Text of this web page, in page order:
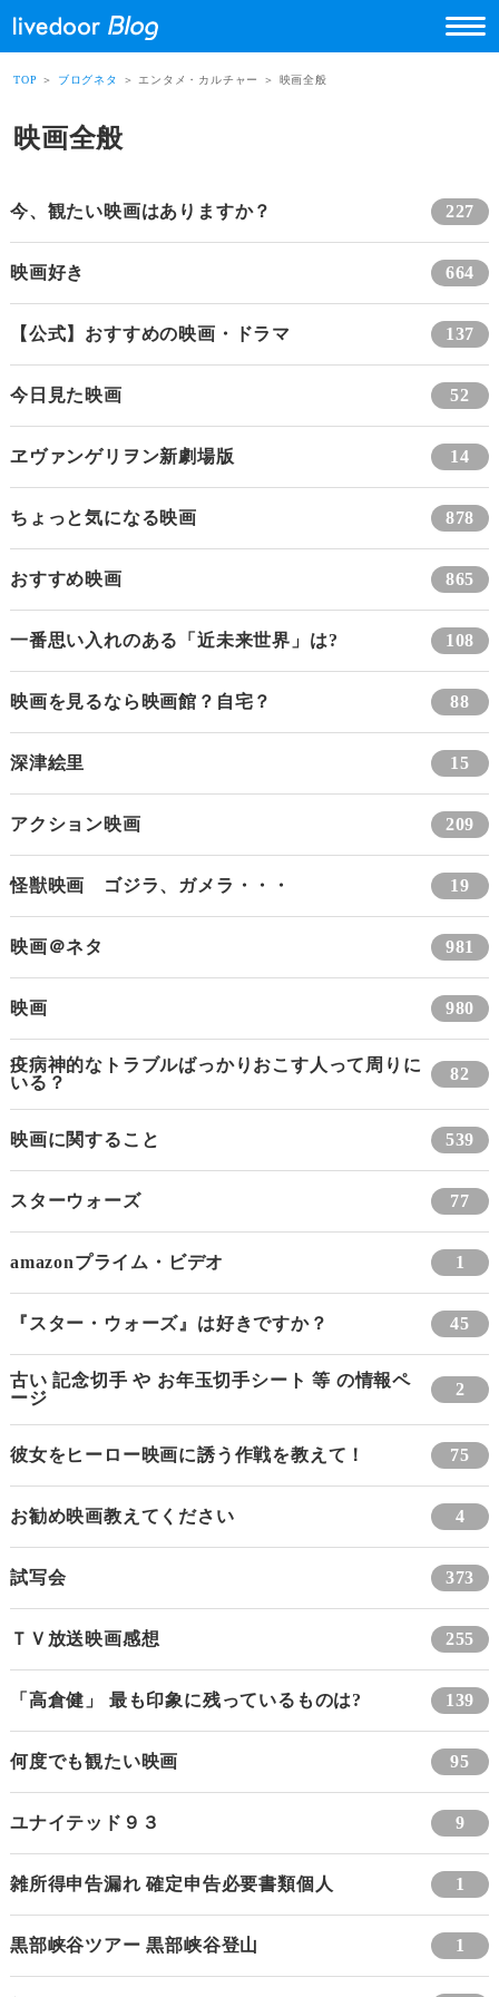
TOP ＞ ブログネタ ＞ エンタメ・カルチャー ＞ 映画全般
映画全般
今、観たい映画はありますか？ 227
映画好き 664
【公式】おすすめの映画・ドラマ 137
今日見た映画 52
ヱヴァンゲリヲン新劇場版 14
ちょっと気になる映画 878
おすすめ映画 865
一番思い入れのある「近未来世界」は? 108
映画を見るなら映画館？自宅？ 88
深津絵里 15
アクション映画 209
怪獣映画 ゴジラ、ガメラ・・・ 19
映画＠ネタ 981
映画 980
疫病神的なトラブルばっかりおこす人って周りに
いる？
82
映画に関すること 539
スターウォーズ 77
amazonプライム・ビデオ 1
『スター・ウォーズ』は好きですか？ 45
古い 記念切手 や お年玉切手シート 等 の情報ペ
ージ
2
彼女をヒーロー映画に誘う作戦を教えて！ 75
お勧め映画教えてください 4
試写会 373
ＴＶ放送映画感想 255
「高倉健」 最も印象に残っているものは? 139
何度でも観たい映画 95
ユナイテッド９３ 9
雑所得申告漏れ 確定申告必要書類個人 1
黒部峡谷ツアー 黒部峡谷登山 1